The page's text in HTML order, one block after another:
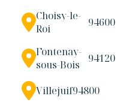
Choisy-le-
Roi
94600
Fontenay-
sous-Bois
94120
Villejuif94800